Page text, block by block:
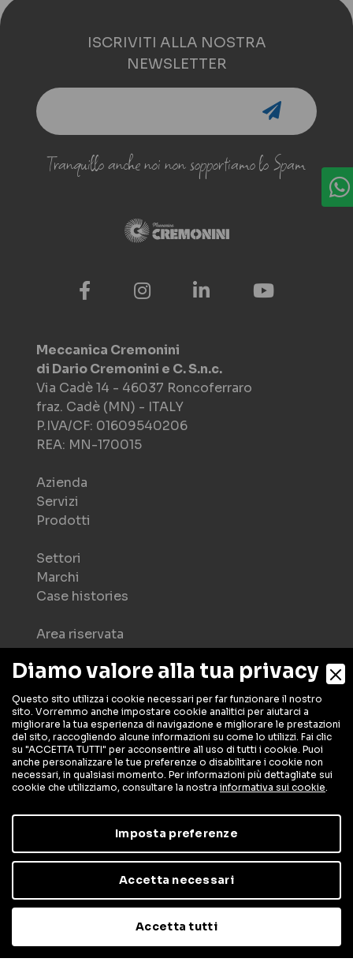
ISCRIVITI ALLA NOSTRA
NEWSLETTER
Tranquillo anche noi non sopportiamo lo Spam
Meccanica Cremonini
di Dario Cremonini e C. S.n.c.
Via Cadè 14 - 46037 Roncoferraro
fraz. Cadè (MN) - ITALY
P.IVA/CF: 01609540206
REA: MN-170015
Azienda
Servizi
Prodotti
Settori
Marchi
Case histories
Area riservata
Download
Faq
Contatti
Lavora con noi
Newsletter
+39 0376/22.91.22
Cookie policy
Cremonini
Diamo valore alla tua privacy
Questo sito utilizza i cookie necessari per far funzionare il nostro
sito. Vorremmo anche impostare cookie analitici per aiutarci a
migliorare la tua esperienza di navigazione e migliorare le prestazioni
del sito, raccogliendo alcune informazioni su come lo utilizzi. Fai clic
su "ACCETTA TUTTI" per acconsentire all uso di tutti i cookie. Puoi
anche personalizzare le tue preferenze o disabilitare i cookie non
necessari, in qualsiasi momento. Per informazioni più dettagliate sui
cookie che utilizziamo, consultare la nostra informativa sui cookie.
Imposta preferenze
Accetta necessari
Accetta tutti